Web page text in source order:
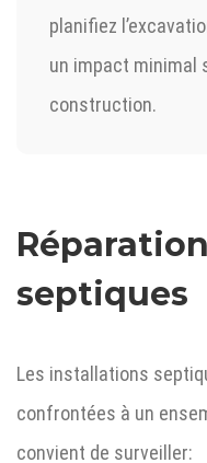
planifiez
un impact minimal
construction.
septiques
Les installations
confrontées à un
convient de surveiller: